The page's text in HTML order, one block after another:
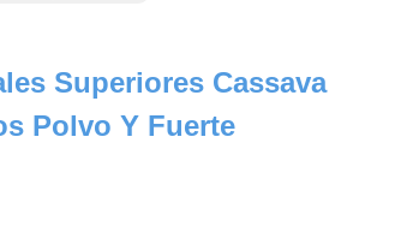
Superiores Cassava
Polvo Y Fuerte